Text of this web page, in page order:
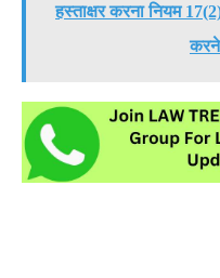
हस्ताक्षर करना नियम
करने